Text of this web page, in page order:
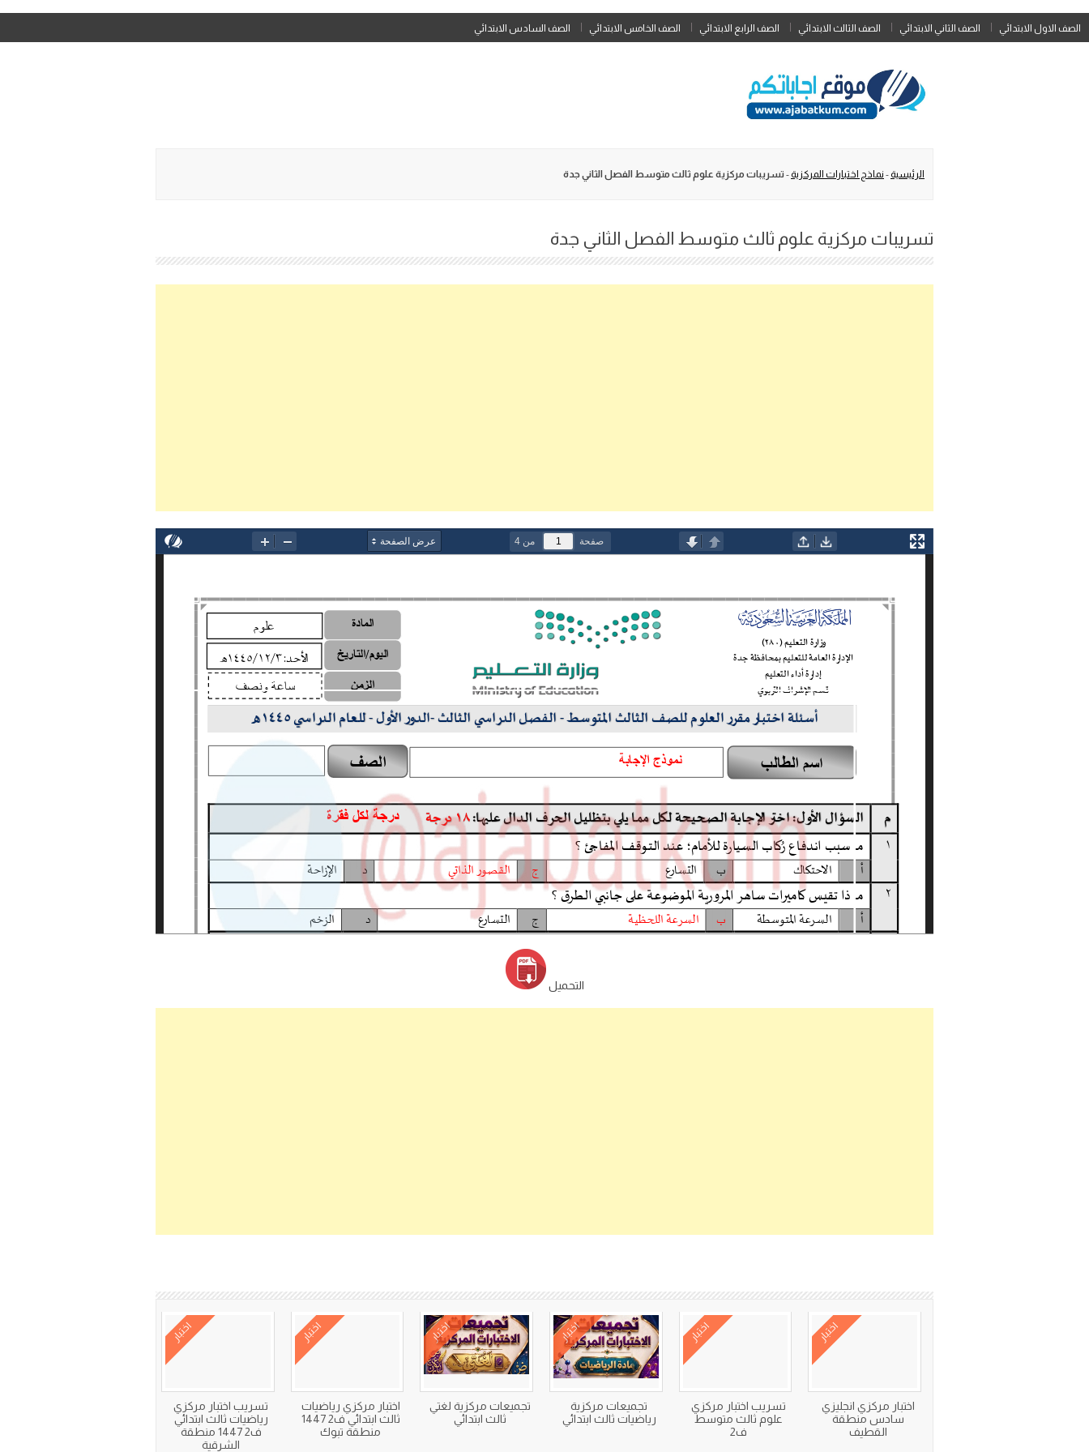
Skip
to
الصف الاول الابتدائي الصف الثاني الابتدائي الصف الثالث الابتدائي الصف الرابع الابتدائي الصف الخامس الابتدائي الصف السادس الابتدائي
الرئيسية - نماذج اختبارات المركزية -تسريبات مركزية علوم ثالث متوسط الفصل الثاني جدة
تسريبات مركزية علوم ثالث متوسط الفصل الثاني جدة
التحميل
اختبار
اختبار مركزي انجليزي
سادس منطقة
القطيف
اختبار
تسريب اختبار مركزي
علوم ثالث متوسط
ف2
اختبار
تجميعات مركزية
رياضيات ثالث ابتدائي
اختبار
تجميعات مركزية لغتي
ثالث ابتدائي
اختبار
اختبار مركزي رياضيات
ثالث ابتدائي ف2 1447
منطقة تبوك
اختبار
تسريب اختبار مركزي
رياضيات ثالث ابتدائي
ف2 1447 منطقة
الشرقية